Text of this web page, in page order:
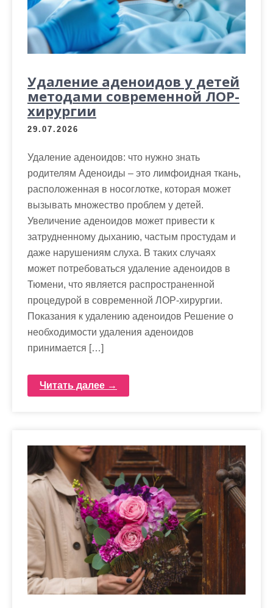
Удаление аденоидов у детей
методами современной ЛОР-
хирургии
29.07.2026
Удаление аденоидов: что нужно знать
родителям Аденоиды – это лимфоидная ткань,
расположенная в носоглотке, которая может
вызывать множество проблем у детей.
Увеличение аденоидов может привести к
затрудненному дыханию, частым простудам и
даже нарушениям слуха. В таких случаях
может потребоваться удаление аденоидов в
Тюмени, что является распространенной
процедурой в современной ЛОР-хирургии.
Показания к удалению аденоидов Решение о
необходимости удаления аденоидов
принимается […]
Читать далее →